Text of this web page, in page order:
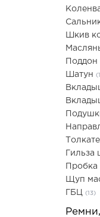
Шкив
Поддон
Шатун
Гильза
Щуп
ГБЦ (13)